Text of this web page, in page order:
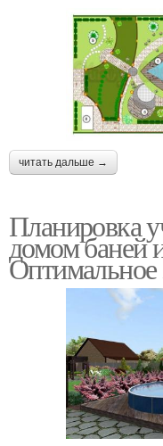
читать дальше →
Планировка
домом баней
Оптимальное